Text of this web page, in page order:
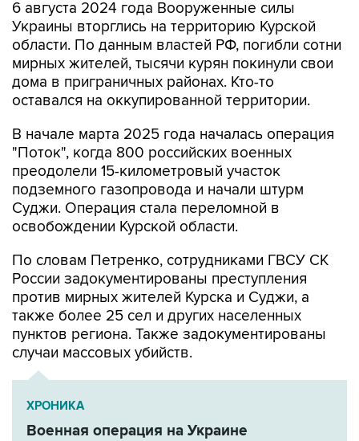
6 августа 2024 года Вооруженные силы
Украины вторглись на территорию Курской
области. По данным властей РФ, погибли сотни
мирных жителей, тысячи курян покинули свои
дома в приграничных районах. Кто-то
оставался на оккупированной территории.
В начале марта 2025 года началась операция
"Поток", когда 800 российских военных
преодолели 15-километровый участок
подземного газопровода и начали штурм
Суджи. Операция стала переломной в
освобождении Курской области.
По словам Петренко, сотрудниками ГВСУ СК
России задокументированы преступления
против мирных жителей Курска и Суджи, а
также более 25 сел и других населенных
пунктов региона. Также задокументированы
случаи массовых убийств.
ХРОНИКА
Военная операция на Украине